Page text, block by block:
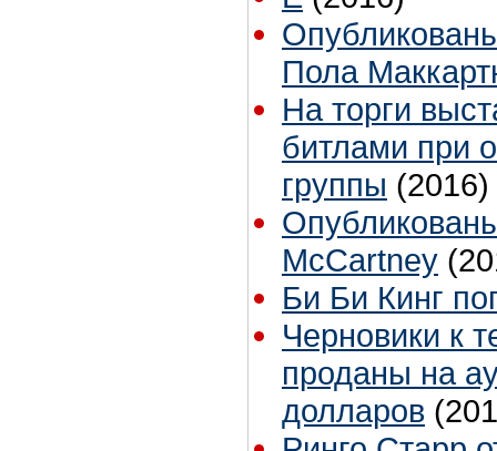
Пола
На торги
битлами при
группы (2016)
McCartney
Би Би Кинг
Черновики к
проданы на
долларов